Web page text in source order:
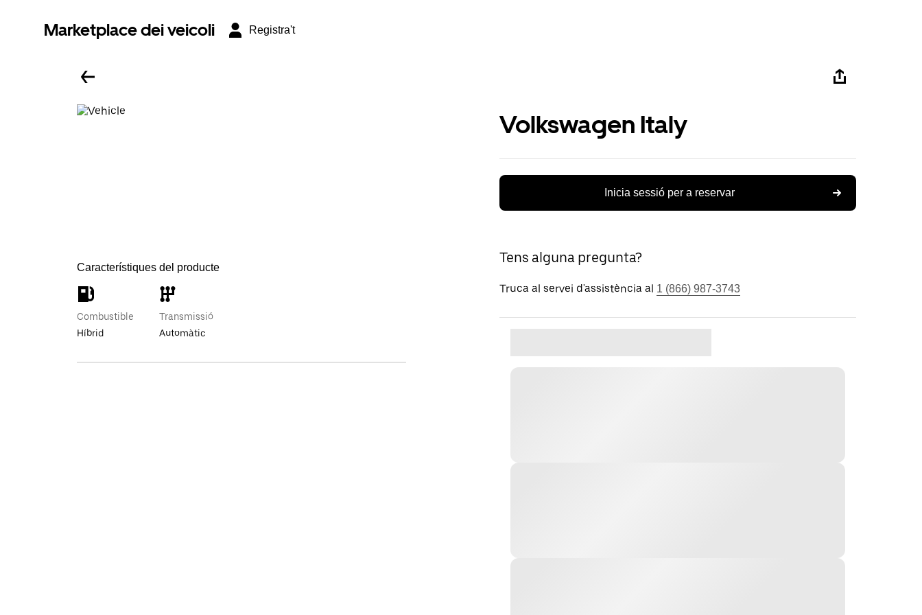
Marketplace dei veicoli Registra't
Característiques del producte
Combustible
Híbrid
Transmissió
Automàtic
Volkswagen Italy
Inicia sessió per a reservar
Tens alguna pregunta?
Truca al servei d'assistència al 1 (866) 987-3743